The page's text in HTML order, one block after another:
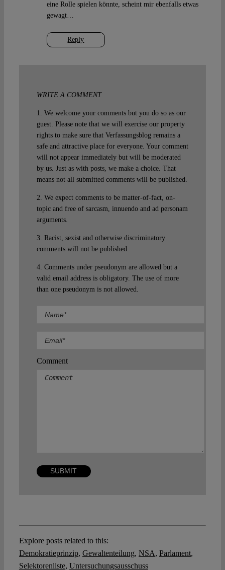
Reply
eine Rolle spielen könnte, scheint mir ebenfalls etwas
gewagt…
WRITE A COMMENT
1. We welcome your comments but you do so as our
guest. Please note that we will exercise our property
rights to make sure that Verfassungsblog remains a
safe and attractive place for everyone. Your comment
will not appear immediately but will be moderated
by us. Just as with posts, we make a choice. That
means not all submitted comments will be published.
2. We expect comments to be matter-of-fact, on-
topic and free of sarcasm, innuendo and ad personam
arguments.
3. Racist, sexist and otherwise discriminatory
comments will not be published.
4. Comments under pseudonym are allowed but a
valid email address is obligatory. The use of more
than one pseudonym is not allowed.
Comment
Explore posts related to this:
Demokratieprinzip, Gewaltenteilung, NSA, Parlament,
Selektorenliste, Untersuchungsausschuss